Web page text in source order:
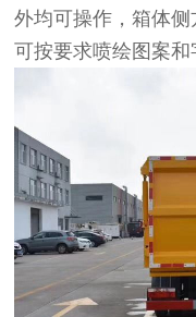
外均可操作，箱体
可按要求喷绘图案和